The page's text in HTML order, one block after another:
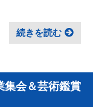
続きを読む
会＆芸術鑑賞